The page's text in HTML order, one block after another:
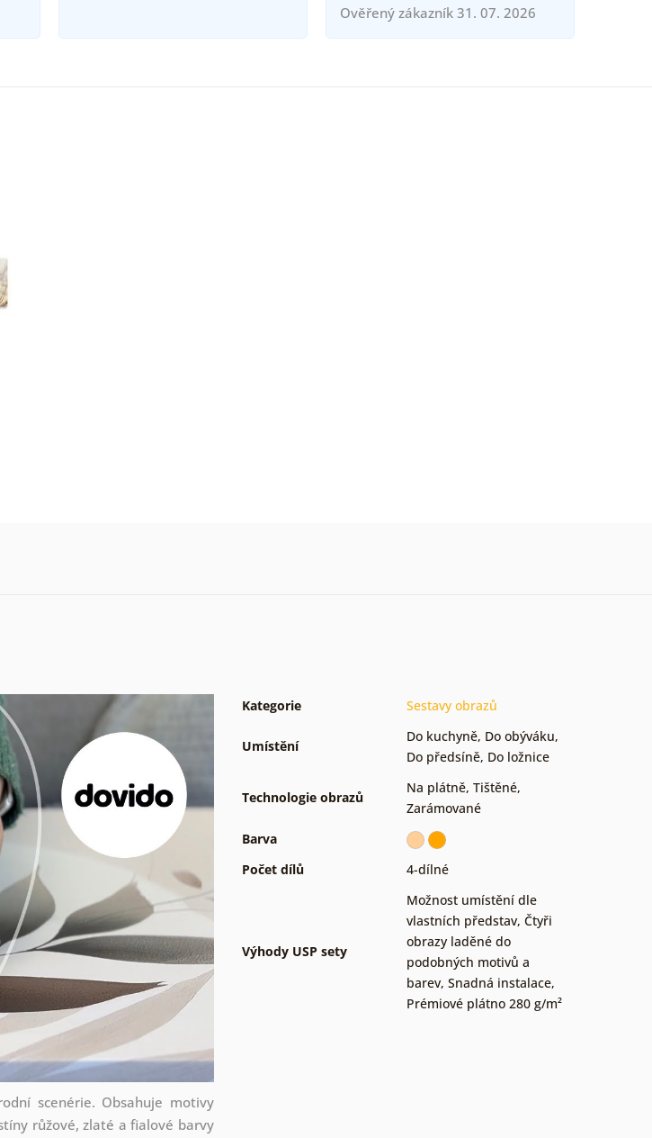
Ověřený zákazník 31. 07. 2026
scenérie. Obsahuje motivy
růžové, zlaté a fialové barvy
Kategorie Sestavy obrazů
Umístění
Do kuchyně, Do obýváku,
Do předsíně, Do ložnice
Technologie obrazů
Na plátně, Tištěné,
Zarámované
Barva
Počet dílů
4-dílné
Výhody USP sety
Možnost umístění dle
vlastních představ, Čtyři
obrazy laděné do
podobných motivů a
barev, Snadná instalace,
Prémiové plátno 280 g/m²